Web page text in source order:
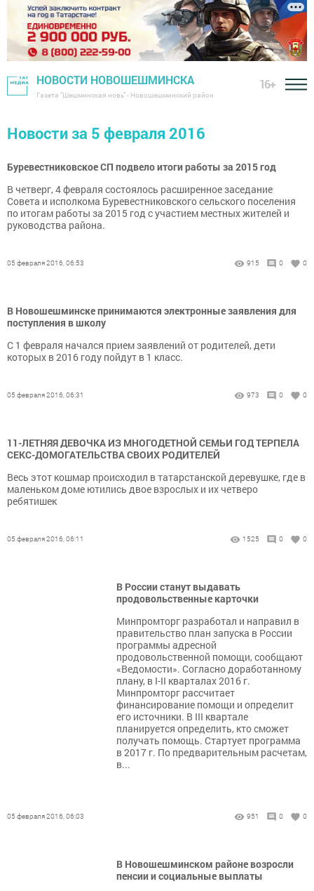
НОВОСТИ НОВОШЕШМИНСКА
Газета "Шешминская новь" - Новошешминский район
16+
Новости за 5 февраля 2016
Буревестниковское СП подвело итоги работы за 2015 год
В четверг, 4 февраля состоялось расширенное заседание
Совета и исполкома Буревестниковского сельского поселения
по итогам работы за 2015 год с участием местных жителей и
руководства района.
05 февраля 2016, 06:53 915 0 0
В Новошешминске принимаются электронные заявления для
поступления в школу
С 1 февраля начался прием заявлений от родителей, дети
которых в 2016 году пойдут в 1 класс.
05 февраля 2016, 06:31 973 0 0
11-ЛЕТНЯЯ ДЕВОЧКА ИЗ МНОГОДЕТНОЙ СЕМЬИ ГОД ТЕРПЕЛА
СЕКС-ДОМОГАТЕЛЬСТВА СВОИХ РОДИТЕЛЕЙ
Весь этот кошмар происходил в татарстанской деревушке, где в
маленьком доме ютились двое взрослых и их четверо
ребятишек
05 февраля 2016, 06:11 1525 0 0
В России станут выдавать
продовольственные карточки
Минпромторг разработал и направил в
правительство план запуска в России
программы адресной
продовольственной помощи, сообщают
«Ведомости». Согласно доработанному
плану, в I-II кварталах 2016 г.
Минпромторг рассчитает
финансирование помощи и определит
его источники. В III квартале
планируется определить, кто сможет
получать помощь. Стартует программа
в 2017 г. По предварительным расчетам,
в...
05 февраля 2016, 06:03 951 0 0
В Новошешминском районе возросли
пенсии и социальные выплаты